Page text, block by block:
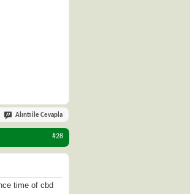
Alıntı ile Cevapla
#28
time of cbd